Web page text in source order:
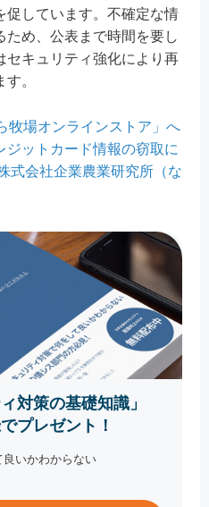
促しています。不確定な情
め、公表まで時間を要し
セキュリティ強化により再
。
牧場オンラインストア」へ
ットカード情報の窃取に
式会社企業農業研究所（な
対策の基礎知識」
プレゼント！
いかわからない